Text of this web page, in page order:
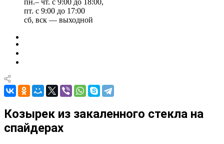
пн.– чт. с 9:00 до 18:00,
пт. с 9:00 до 17:00
сб, вск — выходной
Козырек из закаленного стекла на
спайдерах